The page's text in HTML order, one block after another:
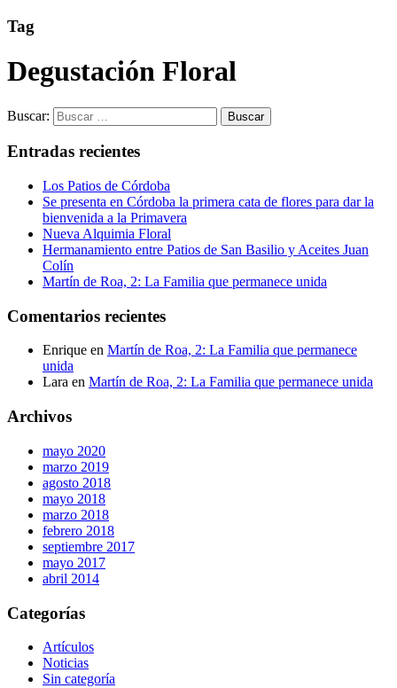
Tag
Degustación Floral
Buscar:
Entradas recientes
Los Patios de Córdoba
Se presenta en Córdoba la primera cata de flores para dar la
bienvenida a la Primavera
Nueva Alquimia Floral
Hermanamiento entre Patios de San Basilio y Aceites Juan
Colín
Martín de Roa, 2: La Familia que permanece unida
Comentarios recientes
Enrique en Martín de Roa, 2: La Familia que permanece
unida
Lara en Martín de Roa, 2: La Familia que permanece unida
Archivos
mayo 2020
marzo 2019
agosto 2018
mayo 2018
marzo 2018
febrero 2018
septiembre 2017
mayo 2017
abril 2014
Categorías
Artículos
Noticias
Sin categoría